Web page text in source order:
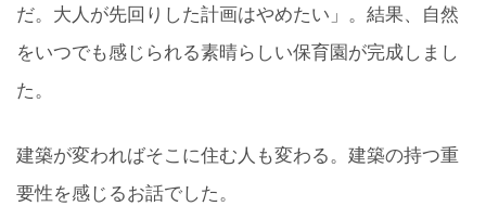
だ。大人が先回りした計画はやめたい」。結果、自然
をいつでも感じられる素晴らしい保育園が完成しまし
た。
建築が変わればそこに住む人も変わる。建築の持つ重
要性を感じるお話でした。